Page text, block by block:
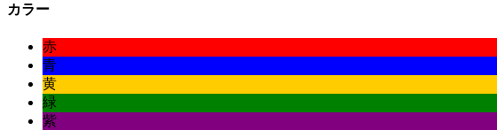
カラー
赤
青
黄
緑
紫